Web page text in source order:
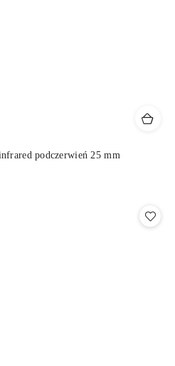
podczerwień 25 mm